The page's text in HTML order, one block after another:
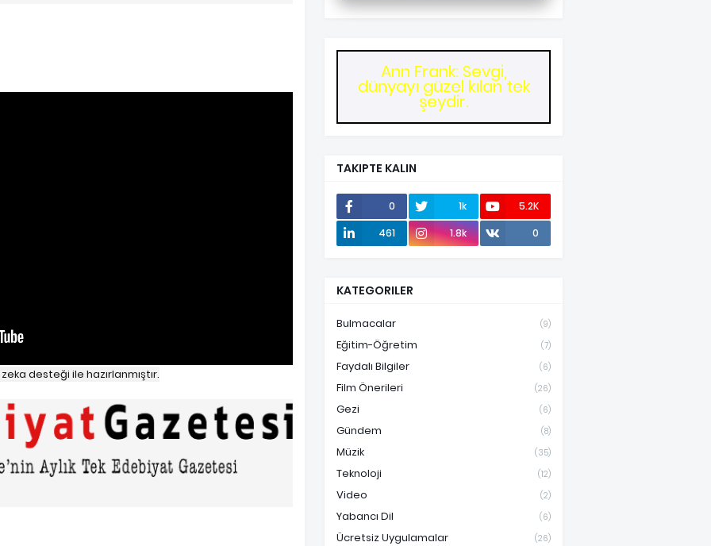
desteği ile hazırlanmıştır.
Ann Frank: Sevgi,
dünyayı güzel kılan tek
şeydir.
TAKIPTE KALIN
0 1k
5.2K
461
1.8k 0
KATEGORILER
Bulmacalar (9)
Eğitim-Öğretim (7)
Faydalı Bilgiler (6)
Film Önerileri (26)
Gezi (6)
Gündem (8)
Müzik (35)
Teknoloji (12)
Video (2)
Yabancı Dil (6)
Ücretsiz Uygulamalar (26)